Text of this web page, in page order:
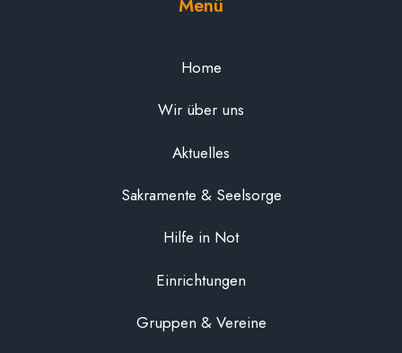
Menü
Home
Wir über uns
Aktuelles
Sakramente & Seelsorge
Hilfe in Not
Einrichtungen
Gruppen & Vereine